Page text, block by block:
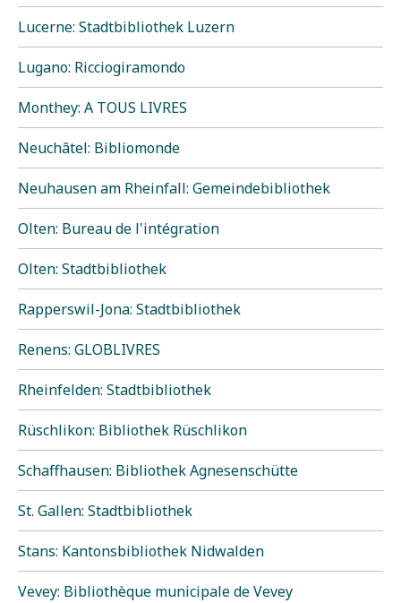
Lucerne: Stadtbibliothek Luzern
Lugano: Ricciogiramondo
Monthey: A TOUS LIVRES
Neuchâtel: Bibliomonde
Neuhausen am Rheinfall: Gemeindebibliothek
Olten: Bureau de l'intégration
Olten: Stadtbibliothek
Rapperswil-Jona: Stadtbibliothek
Renens: GLOBLIVRES
Rheinfelden: Stadtbibliothek
Rüschlikon: Bibliothek Rüschlikon
Schaffhausen: Bibliothek Agnesenschütte
St. Gallen: Stadtbibliothek
Stans: Kantonsbibliothek Nidwalden
Vevey: Bibliothèque municipale de Vevey